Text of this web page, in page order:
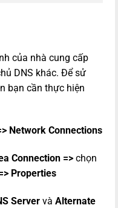
của nhà cung cấp
DNS khác. Để sử
bạn cần thực hiện
Network Connections
Connection => chọn
Properties
Server và Alternate